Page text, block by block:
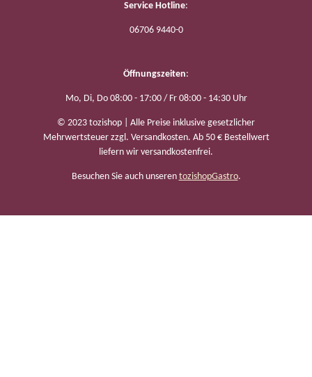
Service Hotline:
06706 9440-0
Öffnungszeiten:
Mo, Di, Do 08:00 - 17:00 / Fr 08:00 - 14:30 Uhr
© 2023 tozishop | Alle Preise inklusive gesetzlicher
Mehrwertsteuer zzgl. Versandkosten. Ab 50 € Bestellwert
liefern wir versandkostenfrei.
Besuchen Sie auch unseren tozishopGastro.